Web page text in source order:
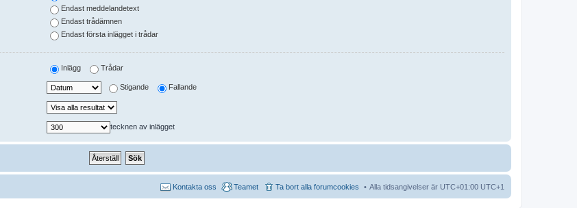
Endast meddelandetext
Endast trådämnen
Endast första inlägget i trådar
Inlägg Trådar
Stigande Fallande
tecknen av inlägget
Alla tidsangivelser är UTC+01:00 UTC+1
Ta bort alla forumcookies
Teamet
Kontakta oss